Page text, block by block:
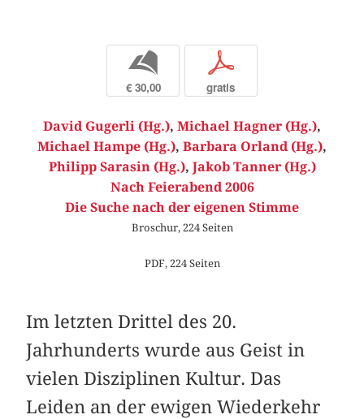
b
€ 30,00
p
gratis
David Gugerli (Hg.), Michael Hagner (Hg.),
Michael Hampe (Hg.), Barbara Orland (Hg.),
Philipp Sarasin (Hg.), Jakob Tanner (Hg.)
Nach Feierabend 2006
Die Suche nach der eigenen Stimme
Broschur, 224 Seiten
PDF, 224 Seiten
Im letzten Drittel des 20.
Jahrhunderts wurde aus Geist in
vielen Disziplinen Kultur. Das
Leiden an der ewigen Wiederkehr